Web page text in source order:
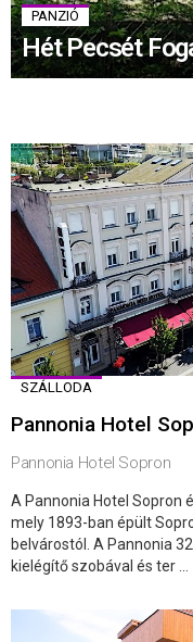
PANZIÓ
Hét Pecsét
SZÁLLODA
Pannonia Hotel
Pannonia Hotel Sopron
A Pannonia Hotel Sopron
mely 1893-ban épült
belvárostól. A Pannonia
kielégítő szobával és ter ...